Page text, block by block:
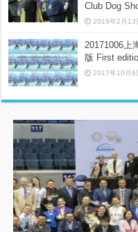
Club Dog
2019年2月13
20171006上
版 First
2017年10月6